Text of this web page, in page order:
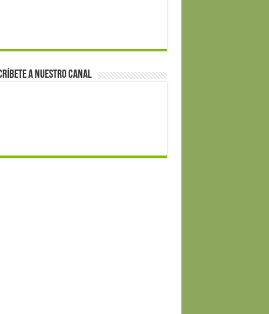
a nuestro canal